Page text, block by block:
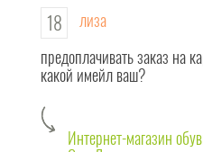
18 лиза
предоплачивать заказ на
какой имейл ваш?
Интернет-магазин